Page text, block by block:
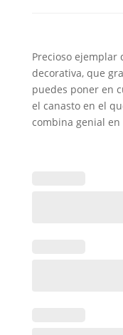
Precioso ejemplar
decorativa, que
puedes poner en
el canasto en el
combina genial